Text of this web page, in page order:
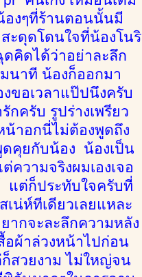
องๆที่ร้านตอนนั้นมี
ะดุดโดนใจที่น้องโนริ
ดคิดได้ว่าอย่าละลึก
นาที น้องก็ออกมา
ขอเวลาแป๊ปนึงครับ
กครับ รูปร่างเพรียว
น้าอกนี่ไม่ต้องพูดถึง
ดคุยกับน้อง น้องเป็น
วามจริงผมเองเจอ
แต่ก็ประทับใจครับที่
น่ห์ทีเดียวเลยแหละ
ากจะละลึกความหลัง
อผ้าล่วงหน้าไปก่อน
ก็สวยงาม ไม่ใหญ่จน